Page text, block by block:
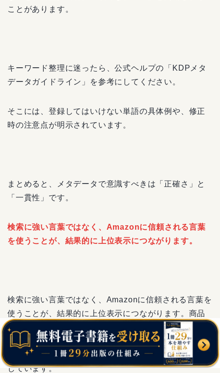
ことがあります。
キーワード整理に迷ったら、公式ヘルプの「KDPメタ
データガイドライン」を参考にしてください。
そこには、登録してはいけない単語の具体例や、修正
時の注意点が明示されています。
まとめると、メタデータで意識すべきは「正確さ」と
「一貫性」です。
検索に強い言葉ではなく、Amazonに信頼される言葉
を使うことが、結果的に上位表示につながります。
検索に強い言葉ではなく、Amazonに信頼される言葉を
使うことが、結果的に上位表示につながります。商品
ページ全体の設計や読者とのミスマッチを防ぐ具体的
な考え方は、『KDPで売れない原因とは？読者不一致
を防ぐ設計と改善ポイント徹底解説』でも詳しく解説
しています。